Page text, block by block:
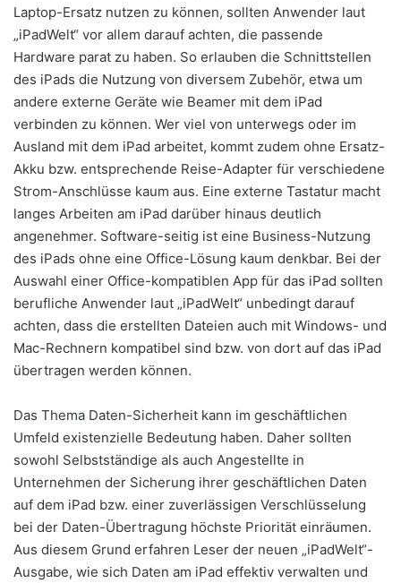
Laptop-Ersatz nutzen zu können, sollten Anwender laut
„iPadWelt“ vor allem darauf achten, die passende
Hardware parat zu haben. So erlauben die Schnittstellen
des iPads die Nutzung von diversem Zubehör, etwa um
andere externe Geräte wie Beamer mit dem iPad
verbinden zu können. Wer viel von unterwegs oder im
Ausland mit dem iPad arbeitet, kommt zudem ohne Ersatz-
Akku bzw. entsprechende Reise-Adapter für verschiedene
Strom-Anschlüsse kaum aus. Eine externe Tastatur macht
langes Arbeiten am iPad darüber hinaus deutlich
angenehmer. Software-seitig ist eine Business-Nutzung
des iPads ohne eine Office-Lösung kaum denkbar. Bei der
Auswahl einer Office-kompatiblen App für das iPad sollten
berufliche Anwender laut „iPadWelt“ unbedingt darauf
achten, dass die erstellten Dateien auch mit Windows- und
Mac-Rechnern kompatibel sind bzw. von dort auf das iPad
übertragen werden können.
Das Thema Daten-Sicherheit kann im geschäftlichen
Umfeld existenzielle Bedeutung haben. Daher sollten
sowohl Selbstständige als auch Angestellte in
Unternehmen der Sicherung ihrer geschäftlichen Daten
auf dem iPad bzw. einer zuverlässigen Verschlüsselung
bei der Daten-Übertragung höchste Priorität einräumen.
Aus diesem Grund erfahren Leser der neuen „iPadWelt“-
Ausgabe, wie sich Daten am iPad effektiv verwalten und